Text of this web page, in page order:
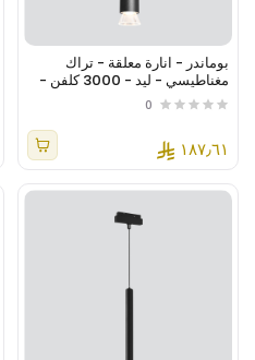
بوماندر - انارة معلقة - تراك
مغناطيسي - ليد - 3000 كلفن -
اسود
0
١٨٧٫٦١